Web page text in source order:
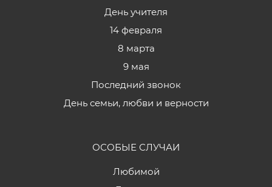
День учителя
14 февраля
8 марта
9 мая
Последний звонок
День семьи, любви и верности
ОСОБЫЕ СЛУЧАИ
Любимой